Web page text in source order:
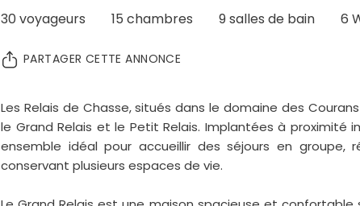
30 voyageurs 15 chambres 9 salles de bain 6
PARTAGER CETTE ANNONCE
Les Relais de Chasse, situés dans le domaine des
le Grand Relais et le Petit Relais. Implantées à proximité
ensemble idéal pour accueillir des séjours en groupe,
conservant plusieurs espaces de vie.